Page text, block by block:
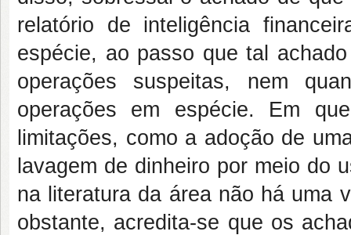
relatório de inteligência
espécie, ao passo que tal
operações suspeitas, nem
operações em espécie. Em
limitações, como a adoção de
lavagem de dinheiro por meio do
na literatura da área não há uma
obstante, acredita-se que os